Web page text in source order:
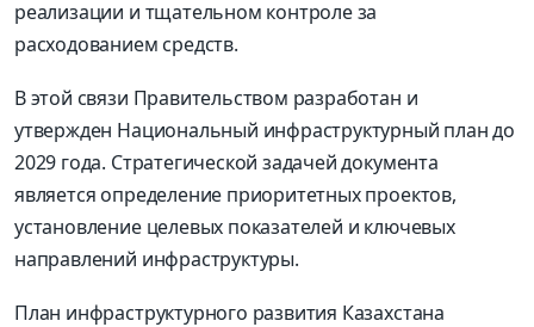
реализации и тщательном контроле за
расходованием средств.
В этой связи Правительством разработан и
утвержден Национальный инфраструктурный план до
2029 года. Стратегической задачей документа
является определение приоритетных проектов,
установление целевых показателей и ключевых
направлений инфраструктуры.
План инфраструктурного развития Казахстана